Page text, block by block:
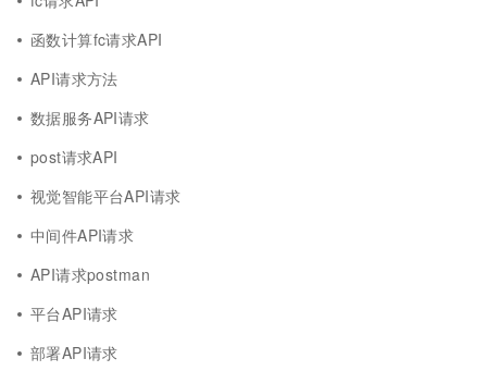
函数计算fc请求API
API请求方法
数据服务API请求
post请求API
视觉智能平台API请求
中间件API请求
API请求postman
平台API请求
部署API请求